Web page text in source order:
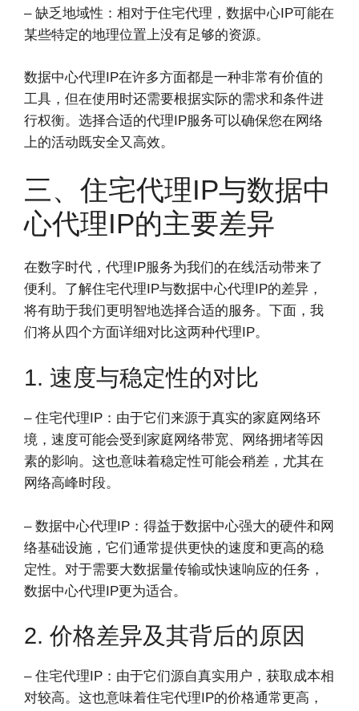
– 缺乏地域性：相对于住宅代理，数据中心IP可能在
某些特定的地理位置上没有足够的资源。
数据中心代理IP在许多方面都是一种非常有价值的
工具，但在使用时还需要根据实际的需求和条件进
行权衡。选择合适的代理IP服务可以确保您在网络
上的活动既安全又高效。
三、住宅代理IP与数据中
心代理IP的主要差异
在数字时代，代理IP服务为我们的在线活动带来了
便利。了解住宅代理IP与数据中心代理IP的差异，
将有助于我们更明智地选择合适的服务。下面，我
们将从四个方面详细对比这两种代理IP。
1. 速度与稳定性的对比
– 住宅代理IP：由于它们来源于真实的家庭网络环
境，速度可能会受到家庭网络带宽、网络拥堵等因
素的影响。这也意味着稳定性可能会稍差，尤其在
网络高峰时段。
– 数据中心代理IP：得益于数据中心强大的硬件和网
络基础设施，它们通常提供更快的速度和更高的稳
定性。对于需要大数据量传输或快速响应的任务，
数据中心代理IP更为适合。
2. 价格差异及其背后的原因
– 住宅代理IP：由于它们源自真实用户，获取成本相
对较高。这也意味着住宅代理IP的价格通常更高，